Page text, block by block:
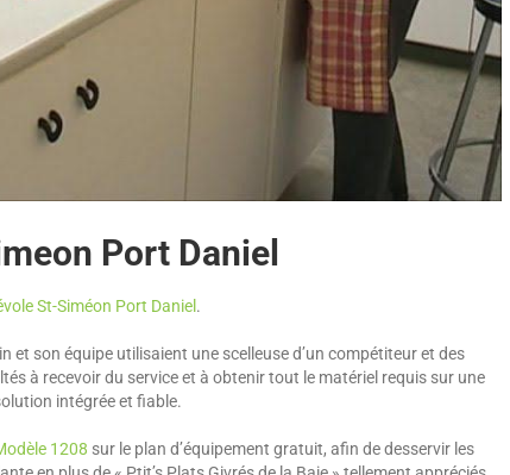
Port Daniel
St-Siméon Port Daniel .
et son équipe utilisaient une scelleuse d’un compétiteur et des
à recevoir du service et à obtenir tout le matériel requis sur une
intégrée et fiable.
1208 sur le plan d’équipement gratuit, afin de desservir les